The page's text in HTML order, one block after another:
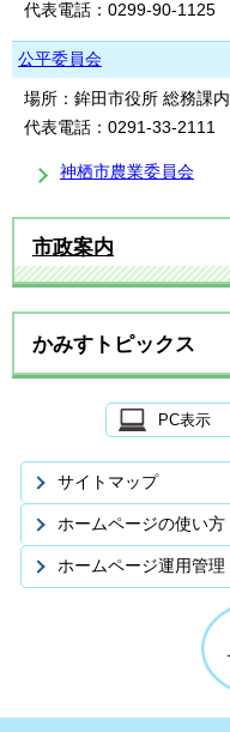
代表電話：0299-90-1125
公平委員会
場所：鉾田市役所 総務課内
代表電話：0291-33-2111
神栖市農業委員会
市政案内
かみすトピックス
PC表示
サイトマップ
ホームページの使い方
ホームページ運用管理